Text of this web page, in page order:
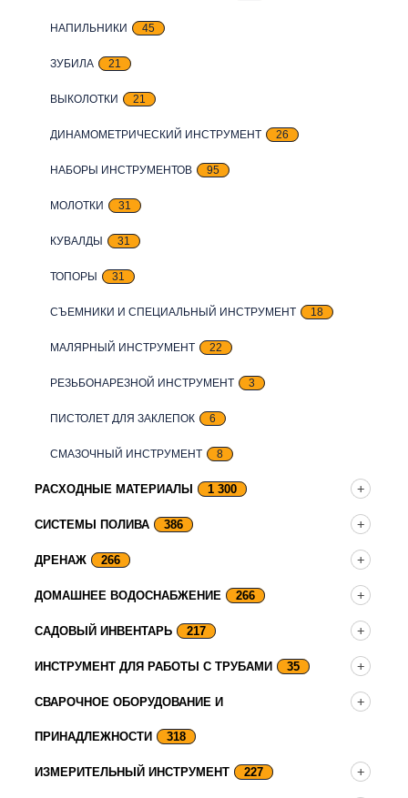
НАПИЛЬНИКИ 45
ЗУБИЛА 21
ВЫКОЛОТКИ 21
ДИНАМОМЕТРИЧЕСКИЙ ИНСТРУМЕНТ 26
НАБОРЫ ИНСТРУМЕНТОВ 95
МОЛОТКИ 31
КУВАЛДЫ 31
ТОПОРЫ 31
СЪЕМНИКИ И СПЕЦИАЛЬНЫЙ ИНСТРУМЕНТ 18
МАЛЯРНЫЙ ИНСТРУМЕНТ 22
РЕЗЬБОНАРЕЗНОЙ ИНСТРУМЕНТ 3
ПИСТОЛЕТ ДЛЯ ЗАКЛЕПОК 6
СМАЗОЧНЫЙ ИНСТРУМЕНТ 8
РАСХОДНЫЕ МАТЕРИАЛЫ 1 300
СИСТЕМЫ ПОЛИВА 386
ДРЕНАЖ 266
ДОМАШНЕЕ ВОДОСНАБЖЕНИЕ 266
САДОВЫЙ ИНВЕНТАРЬ 217
ИНСТРУМЕНТ ДЛЯ РАБОТЫ С ТРУБАМИ 35
СВАРОЧНОЕ ОБОРУДОВАНИЕ И
ПРИНАДЛЕЖНОСТИ 318
ИЗМЕРИТЕЛЬНЫЙ ИНСТРУМЕНТ 227